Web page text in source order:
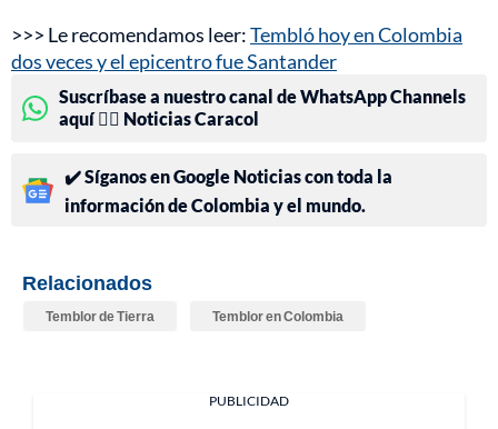
>>> Le recomendamos leer:Tembló hoy en Colombia
dos veces y el epicentro fue Santander
Suscríbase a nuestro canal de WhatsApp Channels
aquí 👉🏻 Noticias Caracol
✔️ Síganos en Google Noticias con toda la
información de Colombia y el mundo.
Relacionados
Temblor de Tierra Temblor en Colombia
PUBLICIDAD